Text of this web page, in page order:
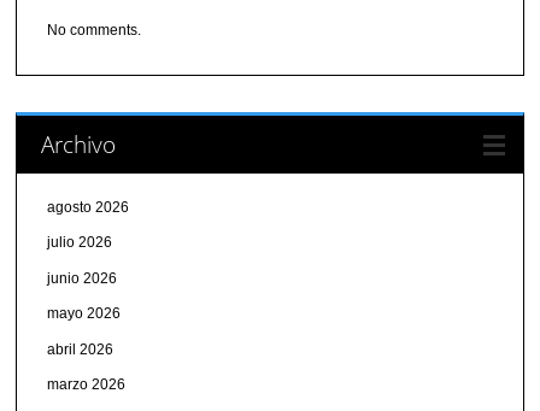
No comments.
Archivo
agosto 2026
julio 2026
junio 2026
mayo 2026
abril 2026
marzo 2026